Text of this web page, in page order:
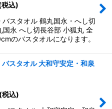
税込)
スタオル 鶴丸国永・へし切
国永 へし切長谷部 小狐丸 全
のバスタオルになります。
スタオル 大和守安定・和泉
(税込)